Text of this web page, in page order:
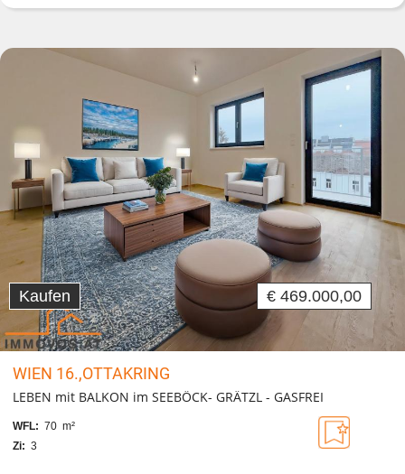
Kaufen € 469.000,00
WIEN 16.,OTTAKRING
LEBEN mit BALKON im SEEBÖCK- GRÄTZL - GASFREI
WFL: 70 m²
Zi: 3